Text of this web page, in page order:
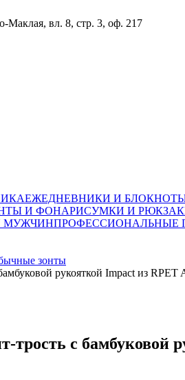
Маклая, вл. 8, стр. 3, оф. 217
ЕЖЕДНЕВНИКИ И
И ФОНАРИСУМКИ И
МУЖЧИНПРОФЕССИОНАЛЬНЫЕ
зонты
рукояткой Impact из
трость с бамбуковой